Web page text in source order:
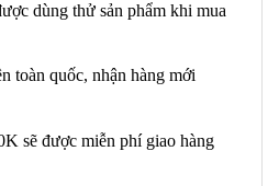
dùng thử sản phẩm khi mua
toàn quốc, nhận hàng mới
sẽ được miễn phí giao hàng